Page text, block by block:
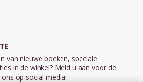
van nieuwe boeken, speciale
in de winkel? Meld u aan voor de
op social media!